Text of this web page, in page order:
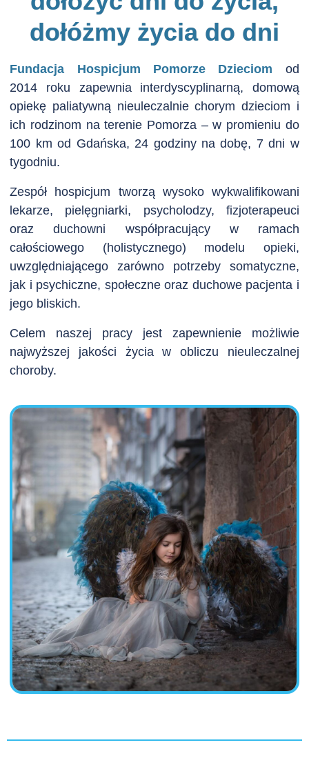
dołóżmy życia do dni
Fundacja Hospicjum Pomorze Dzieciom od
2014 roku zapewnia interdyscyplinarną, domową
opiekę paliatywną nieuleczalnie chorym dzieciom i
ich rodzinom na terenie Pomorza – w promieniu do
100 km od Gdańska, 24 godziny na dobę, 7 dni w
tygodniu.
Zespół hospicjum tworzą wysoko wykwalifikowani
lekarze, pielęgniarki, psycholodzy, fizjoterapeuci
oraz duchowni współpracujący w ramach
całościowego (holistycznego) modelu opieki,
uwzględniającego zarówno potrzeby somatyczne,
jak i psychiczne, społeczne oraz duchowe pacjenta i
jego bliskich.
Celem naszej pracy jest zapewnienie możliwie
najwyższej jakości życia w obliczu nieuleczalnej
choroby.